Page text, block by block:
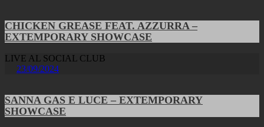
CHICKEN GREASE FEAT. AZZURRA –
EXTEMPORARY SHOWCASE
LIVE AL SOCIAL CLUB
23/09/2024
SANNA GAS E LUCE – EXTEMPORARY
SHOWCASE